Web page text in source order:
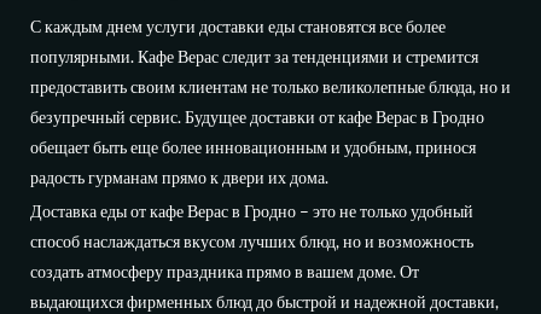
С каждым днем услуги доставки еды становятся все более
популярными. Кафе Верас следит за тенденциями и стремится
предоставить своим клиентам не только великолепные блюда, но и
безупречный сервис. Будущее доставки от кафе Верас в Гродно
обещает быть еще более инновационным и удобным, принося
радость гурманам прямо к двери их дома.
Доставка еды от кафе Верас в Гродно – это не только удобный
способ наслаждаться вкусом лучших блюд, но и возможность
создать атмосферу праздника прямо в вашем доме. От
выдающихся фирменных блюд до быстрой и надежной доставки,